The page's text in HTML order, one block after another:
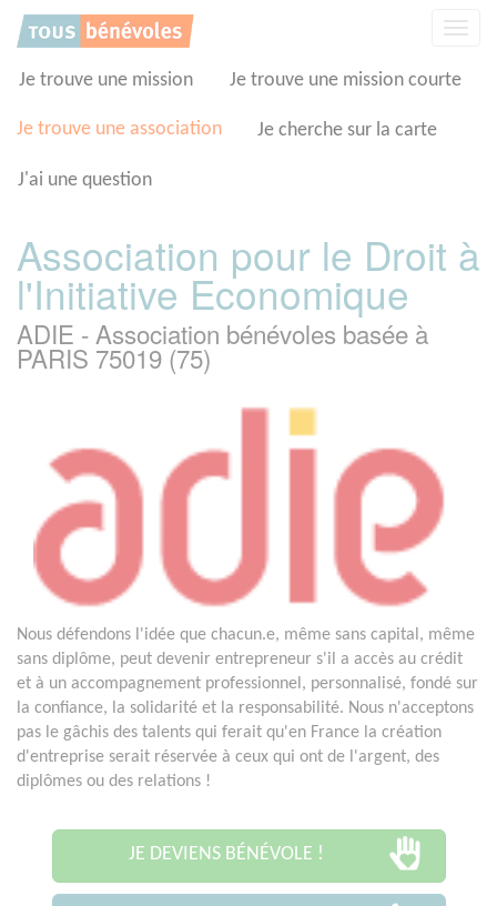
Je trouve une mission Je trouve une mission courte
Je trouve une association Je cherche sur la carte
J'ai une question
Association pour le Droit à
l'Initiative Economique
ADIE - Association bénévoles basée à
PARIS 75019 (75)
Nous défendons l'idée que chacun.e, même sans capital, même
sans diplôme, peut devenir entrepreneur s'il a accès au crédit
et à un accompagnement professionnel, personnalisé, fondé sur
la confiance, la solidarité et la responsabilité. Nous n'acceptons
pas le gâchis des talents qui ferait qu'en France la création
d'entreprise serait réservée à ceux qui ont de l'argent, des
diplômes ou des relations !
JE DEVIENS BÉNÉVOLE !
Panneau de gestion des cookies